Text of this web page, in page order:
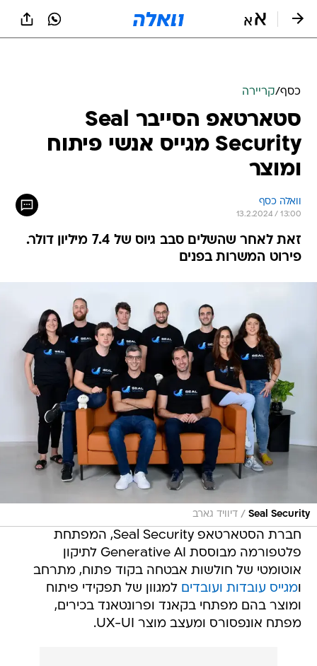
כסף/קריירה
סטארטאפ הסייבר Seal
Security מגייס אנשי פיתוח
ומוצר
וואלה כסף
13.2.2024 / 13:00
זאת לאחר שהשלים סבב גיוס של 7.4 מיליון דולר.
פירוט המשרות בפנים
Seal Security
/ דיוויד גארב
חברת הסטארטאפ Seal Security, המפתחת
פלטפורמה מבוססת Generative AI לתיקון
אוטומטי של חולשות אבטחה בקוד פתוח, מתרחב
ומגייס עובדות ועובדים למגוון של תפקידי פיתוח
ומוצר בהם מפתחי בקאנד ופרונטאנד בכירים,
מפתח אונפסורס ומעצב מוצר UX-UI.